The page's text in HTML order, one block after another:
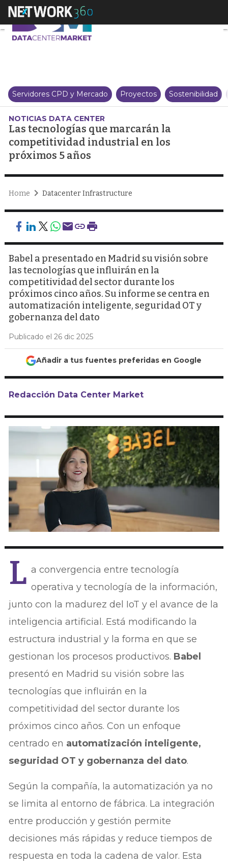
Las tecnologías que marcarán
Servidores CPD y Mercado Proyectos Sostenibilidad
NOTICIAS DATA CENTER
Las tecnologías que marcarán la
competitividad industrial en los
próximos 5 años
Home Datacenter Infrastructure
Babel a presentado en Madrid su visión sobre
las tecnologías que influirán en la
competitividad del sector durante los
próximos cinco años. Su informe se centra en
automatización inteligente, seguridad OT y
gobernanza del dato
Publicado el 26 dic 2025
Añadir a tus fuentes preferidas en Google
Redacción Data Center Market
L a convergencia entre tecnología
operativa y tecnología de la información,
junto con la madurez del IoT y el avance de la
inteligencia artificial. Está modificando la
estructura industrial y la forma en que se
gestionan los procesos productivos. Babel
presentó en Madrid su visión sobre las
tecnologías que influirán en la
competitividad del sector durante los
próximos cinco años. Con un enfoque
centrado en automatización inteligente,
seguridad OT y gobernanza del dato.
Según la compañía, la automatización ya no
se limita al entorno de fábrica. La integración
entre producción y gestión permite
decisiones más rápidas y reduce tiempos de
respuesta en toda la cadena de valor. Esta